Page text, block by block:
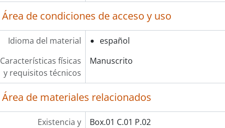
Área de condiciones de acceso y uso
Idioma del material
español
Características físicas
y requisitos técnicos
Manuscrito
Área de materiales relacionados
Existencia y
Box.01 C.01 P.02